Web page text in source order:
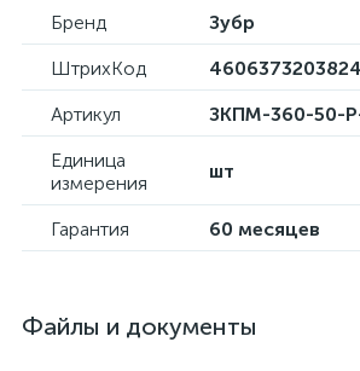
Бренд
Зубр
ШтрихКод
4606373203824
Артикул
ЗКПМ-360-50-
Единица
измерения
шт
Гарантия 60 месяцев
Файлы и документы